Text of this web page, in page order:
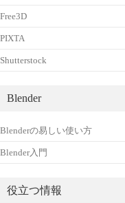
Free3D
PIXTA
Shutterstock
Blender
Blenderの易しい使い方
Blender入門
役立つ情報